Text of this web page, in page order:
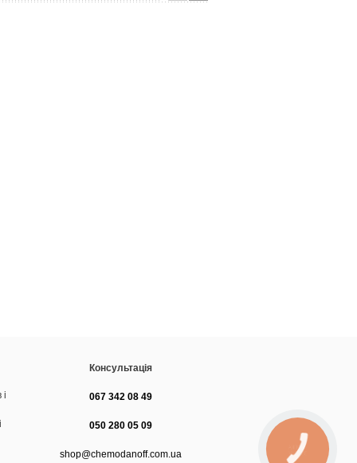
Консультація
067 342 08 49
050 280 05 09
shop@chemodanoff.com.ua